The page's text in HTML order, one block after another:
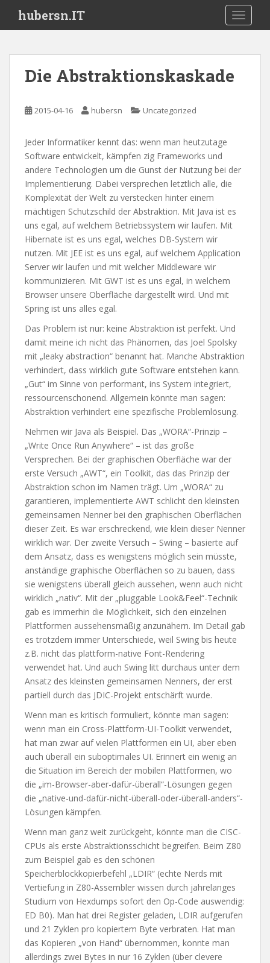
i
hubersn.IT
Die Abstraktionskaskade
2015-04-16 hubersn Uncategorized
Jeder Informatiker kennt das: wenn man heutzutage
Software entwickelt, kämpfen zig Frameworks und
andere Technologien um die Gunst der Nutzung bei der
Implementierung. Dabei versprechen letztlich alle, die
Komplexität der Welt zu verstecken hinter einem
mächtigen Schutzschild der Abstraktion. Mit Java ist es
uns egal, auf welchem Betriebssystem wir laufen. Mit
Hibernate ist es uns egal, welches DB-System wir
nutzen. Mit JEE ist es uns egal, auf welchem Application
Server wir laufen und mit welcher Middleware wir
kommunizieren. Mit GWT ist es uns egal, in welchem
Browser unsere Oberfläche dargestellt wird. Und mit
Spring ist uns alles egal.
Das Problem ist nur: keine Abstraktion ist perfekt. Und
damit meine ich nicht das Phänomen, das Joel Spolsky
mit „leaky abstraction“ benannt hat. Manche Abstraktion
verhindert, dass wirklich gute Software entstehen kann.
„Gut“ im Sinne von performant, ins System integriert,
ressourcenschonend. Allgemein könnte man sagen:
Abstraktion verhindert eine spezifische Problemlösung.
Nehmen wir Java als Beispiel. Das „WORA“-Prinzip –
„Write Once Run Anywhere“ – ist das große
Versprechen. Bei der graphischen Oberfläche war der
erste Versuch „AWT“, ein Toolkit, das das Prinzip der
Abstraktion schon im Namen trägt. Um „WORA“ zu
garantieren, implementierte AWT schlicht den kleinsten
gemeinsamen Nenner bei den graphischen Oberflächen
dieser Zeit. Es war erschreckend, wie klein dieser Nenner
wirklich war. Der zweite Versuch – Swing – basierte auf
dem Ansatz, dass es wenigstens möglich sein müsste,
anständige graphische Oberflächen so zu bauen, dass
sie wenigstens überall gleich aussehen, wenn auch nicht
wirklich „nativ“. Mit der „pluggable Look&Feel“-Technik
gab es immerhin die Möglichkeit, sich den einzelnen
Plattformen aussehensmäßig anzunähern. Im Detail gab
es trotzdem immer Unterschiede, weil Swing bis heute
z.B. nicht das plattform-native Font-Rendering
verwendet hat. Und auch Swing litt durchaus unter dem
Ansatz des kleinsten gemeinsamen Nenners, der erst
partiell durch das JDIC-Projekt entschärft wurde.
Wenn man es kritisch formuliert, könnte man sagen:
wenn man ein Cross-Plattform-UI-Toolkit verwendet,
hat man zwar auf vielen Plattformen ein UI, aber eben
auch überall ein suboptimales UI. Erinnert ein wenig an
die Situation im Bereich der mobilen Plattformen, wo
die „im-Browser-aber-dafür-überall“-Lösungen gegen
die „native-und-dafür-nicht-überall-oder-überall-anders“-
Lösungen kämpfen.
Wenn man ganz weit zurückgeht, könnte man die CISC-
CPUs als erste Abstraktionsschicht begreifen. Beim Z80
zum Beispiel gab es den schönen
Speicherblockkopierbefehl „LDIR“ (echte Nerds mit
Vertiefung in Z80-Assembler wissen durch jahrelanges
Studium von Hexdumps sofort den Op-Code auswendig:
ED B0). Man hat drei Register geladen, LDIR aufgerufen
und 21 Zyklen pro kopiertem Byte verbraten. Hat man
das Kopieren „von Hand“ übernommen, konnte man
allerdings zwei Bytes in nur 16 Zyklen (über clevere